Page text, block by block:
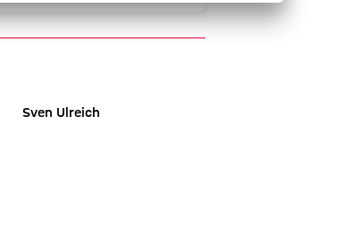
Sven Ulreich